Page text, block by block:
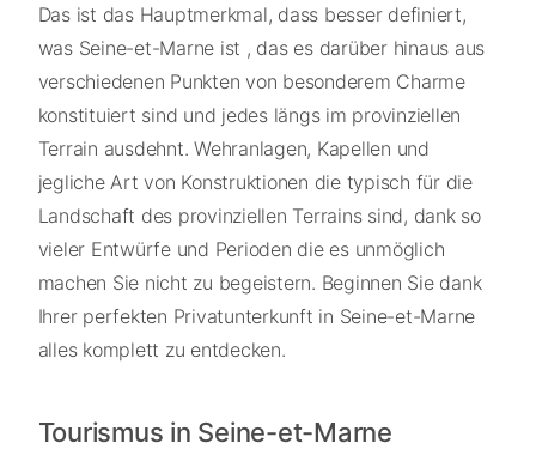
Das ist das Hauptmerkmal, dass besser definiert,
was Seine-et-Marne ist , das es darüber hinaus aus
verschiedenen Punkten von besonderem Charme
konstituiert sind und jedes längs im provinziellen
Terrain ausdehnt. Wehranlagen, Kapellen und
jegliche Art von Konstruktionen die typisch für die
Landschaft des provinziellen Terrains sind, dank so
vieler Entwürfe und Perioden die es unmöglich
machen Sie nicht zu begeistern. Beginnen Sie dank
Ihrer perfekten Privatunterkunft in Seine-et-Marne
alles komplett zu entdecken.
Tourismus in Seine-et-Marne